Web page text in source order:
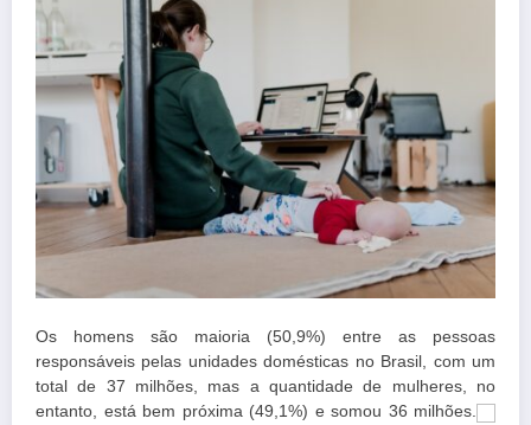
Os homens são maioria (50,9%) entre as pessoas
responsáveis pelas unidades domésticas no Brasil, com um
total de 37 milhões, mas a quantidade de mulheres, no
entanto, está bem próxima (49,1%) e somou 36 milhões.